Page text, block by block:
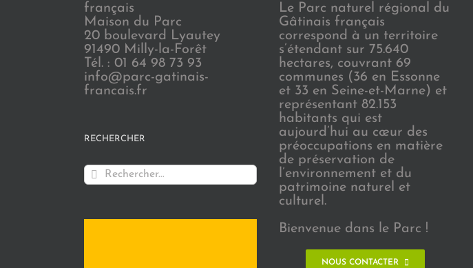
Maison du Parc
20 boulevard Lyautey
91490 Milly-la-Forêt
Tél. : 01 64 98 73 93
info@parc-gatinais-
francais.fr
RECHERCHER
Rechercher:
Le Parc naturel régional du
Gâtinais français
correspond à un territoire
s’étendant sur 75.640
hectares, couvrant 69
communes (36 en Essonne
et 33 en Seine-et-Marne) et
représentant 82.153
habitants qui est
aujourd’hui au cœur des
préoccupations en matière
de préservation de
l’environnement et du
patrimoine naturel et
culturel.
Bienvenue dans le Parc !
NOUS CONTACTER